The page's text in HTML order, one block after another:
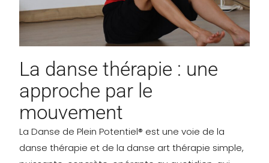
La danse thérapie : une
approche par le
mouvement
La Danse de Plein Potentiel® est une voie de la
danse thérapie et de la danse art thérapie simple,